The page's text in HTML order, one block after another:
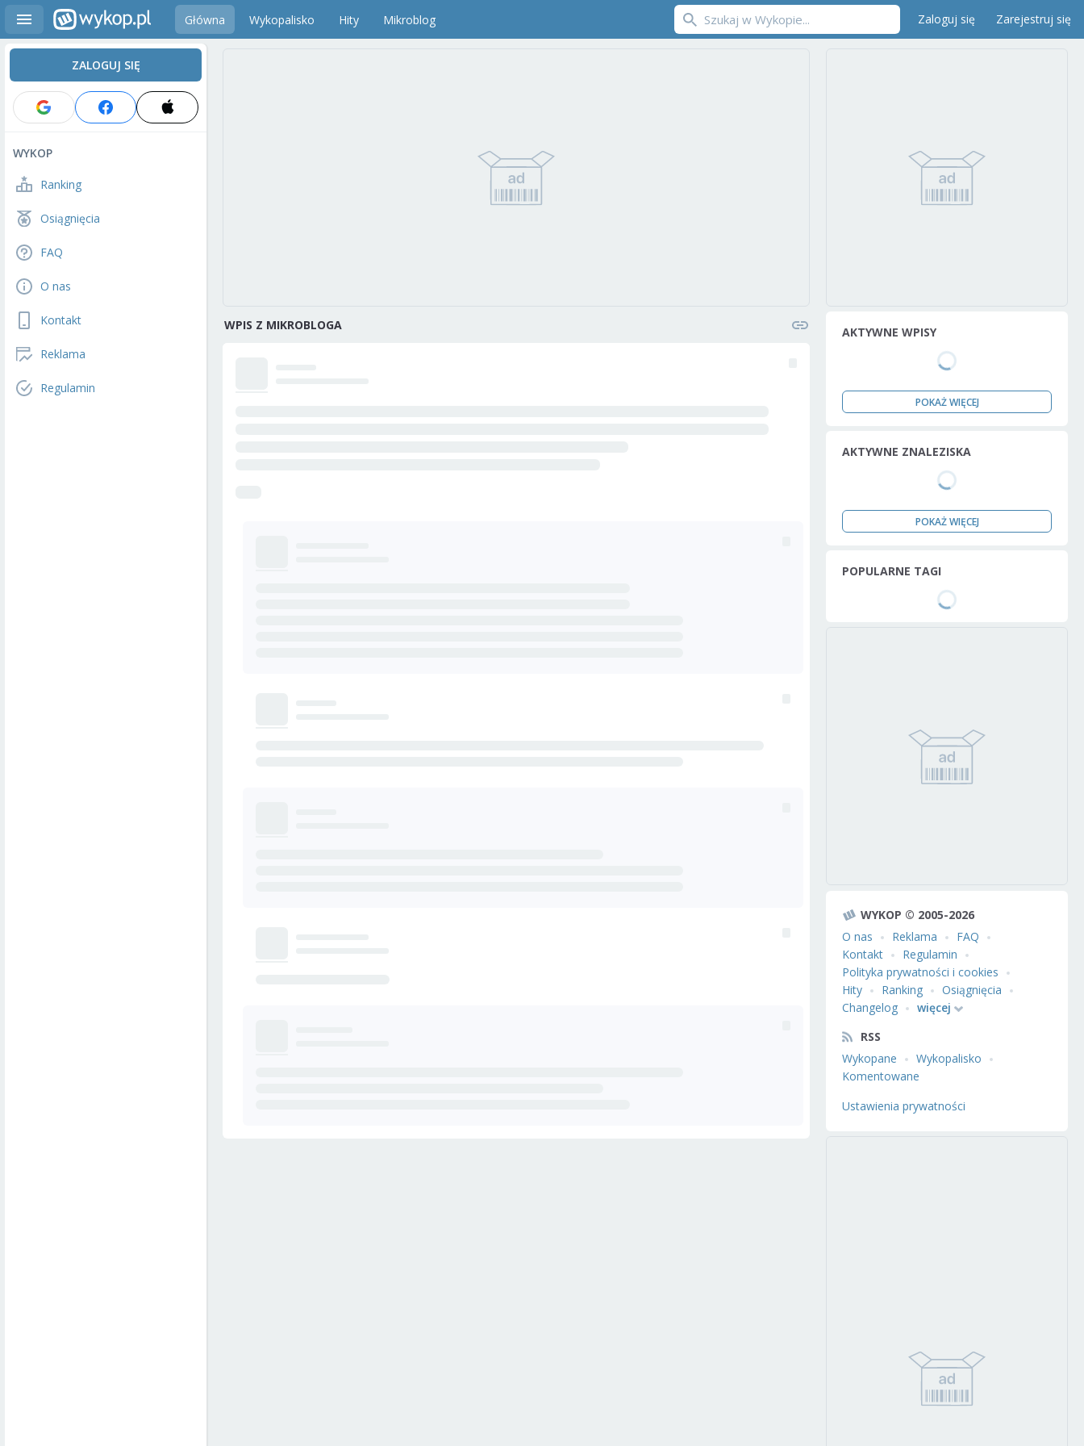
Główna Wykopalisko Hity Mikroblog Zaloguj się Zarejestruj się
ZALOGUJ SIĘ
WYKOP
Ranking
Osiągnięcia
FAQ
O nas
Kontakt
Reklama
Regulamin
WPIS Z MIKROBLOGA AKTYWNE WPISY
POKAŻ WIĘCEJ
AKTYWNE ZNALEZISKA
POKAŻ WIĘCEJ
POPULARNE TAGI
WYKOP © 2005-2026
O nas
Reklama
FAQ
Kontakt
Regulamin
Polityka prywatności i cookies
Hity
Ranking
Osiągnięcia
Changelog
więcej
RSS
Wykopane
Wykopalisko
Komentowane
Ustawienia prywatności